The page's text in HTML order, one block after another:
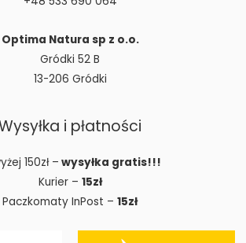
Optima Natura sp z o.o.
Gródki 52 B
13-206 Gródki
i płatności
150zł – wysyłka gratis!!!
Kurier – 15zł
Paczkomaty InPost – 15zł